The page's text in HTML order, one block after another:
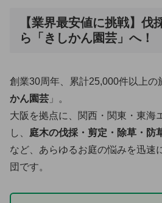
【業界最安値に挑戦】伐
ら「きしかん園芸」へ！
創業30周年、累計25,000件以上の
かん園芸 」。
大阪を拠点に、関西・関東・東海
し、 庭木の伐採・剪定・除草・防
など、あらゆるお庭の悩みを迅速
団です。